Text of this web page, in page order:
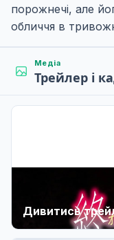
порожнечі, але
обличчя в
Медіа
Трейлер і
Дивитись